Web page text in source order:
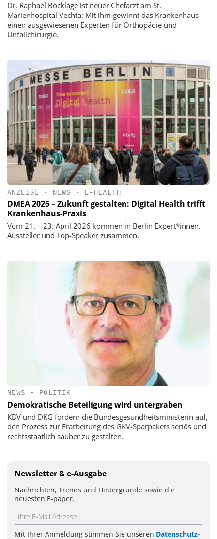
Dr. Raphael Bocklage ist neuer Chefarzt am St.
Marienhospital Vechta: Mit ihm gewinnt das Krankenhaus
einen ausgewiesenen Experten für Orthopädie und
Unfallchirurgie.
ANZEIGE • NEWS • E-HEALTH
DMEA 2026 – Zukunft gestalten: Digital Health trifft
Krankenhaus-Praxis
Vom 21. – 23. April 2026 kommen in Berlin Expert*innen,
Aussteller und Top-Speaker zusammen.
NEWS • POLITIK
Demokratische Beteiligung wird untergraben
KBV und DKG fordern die Bundesgesundheitsministerin auf,
den Prozess zur Erarbeitung des GKV-Sparpakets seriös und
rechtsstaatlich sauber zu gestalten.
Newsletter & e-Ausgabe
Nachrichten, Trends und Hintergründe sowie die
neuesten E-paper.
Mit Ihrer Anmeldung stimmen Sie unseren Datenschutz-